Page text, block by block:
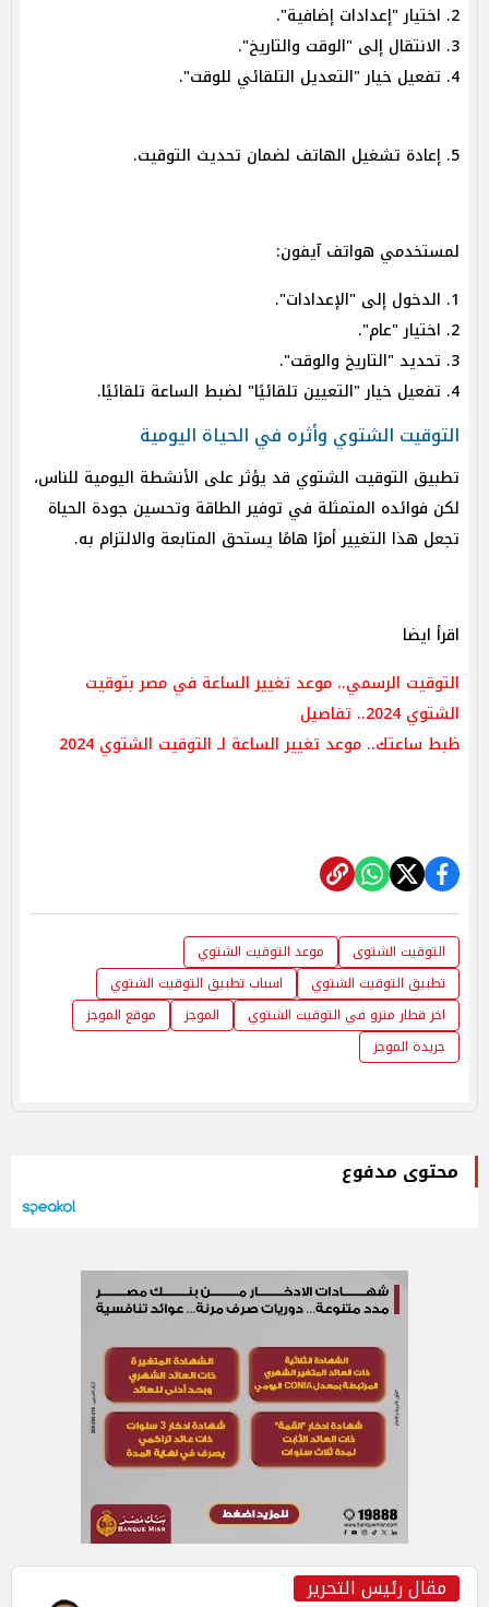
2. اختيار "إعدادات إضافية".
3. الانتقال إلى "الوقت والتاريخ".
4. تفعيل خيار "التعديل التلقائي للوقت".
5. إعادة تشغيل الهاتف لضمان تحديث التوقيت.
لمستخدمي هواتف آيفون:
1. الدخول إلى "الإعدادات".
2. اختيار "عام".
3. تحديد "التاريخ والوقت".
4. تفعيل خيار "التعيين تلقائيًا" لضبط الساعة تلقائيًا.
التوقيت الشتوي وأثره في الحياة اليومية
تطبيق التوقيت الشتوي قد يؤثر على الأنشطة اليومية للناس،
لكن فوائده المتمثلة في توفير الطاقة وتحسين جودة الحياة
تجعل هذا التغيير أمرًا هامًا يستحق المتابعة والالتزام به.
اقرأ ايضا
التوقيت الرسمي.. موعد تغيير الساعة في مصر بتوقيت
الشتوي 2024.. تفاصيل
ظبط ساعتك.. موعد تغيير الساعة لـ التوقيت الشتوي 2024
التوقيت الشتوى
موعد التوقيت الشتوي
تطبيق التوقيت الشتوي
اسباب تطبيق التوقيت الشتوي
اخر قطار مترو في التوقيت الشتوي
الموجز
موقع الموجز
جريدة الموجز
محتوى مدفوع
مقال رئيس التحرير